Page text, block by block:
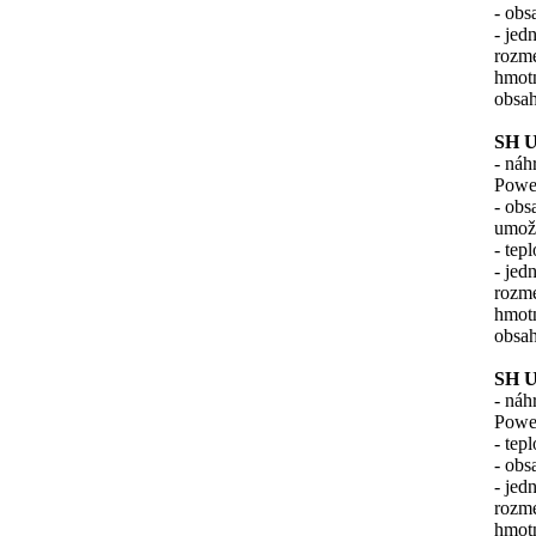
-
-
SH
-
-
-
-
SH
-
-
-
-